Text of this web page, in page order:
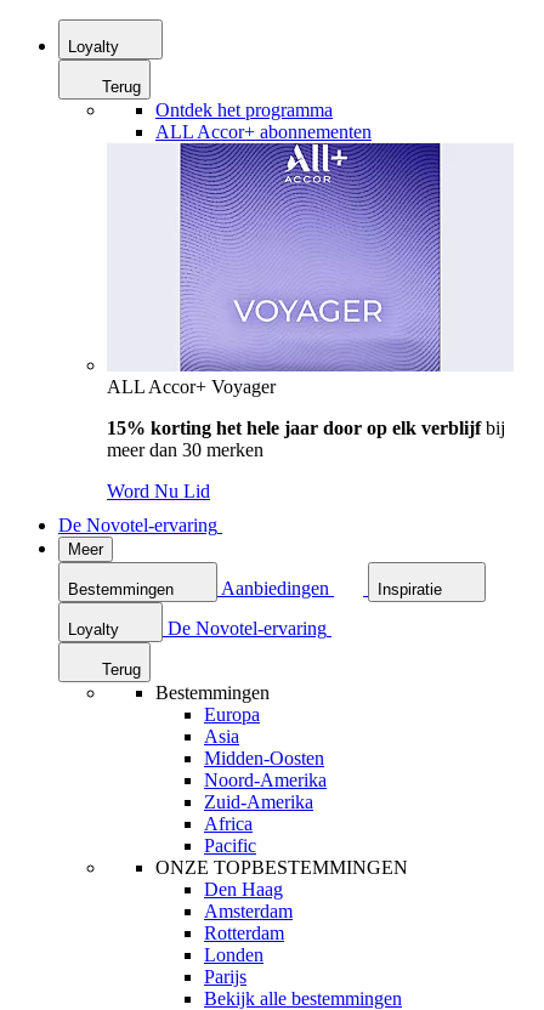
Loyalty
Terug
Ontdek het programma
ALL Accor+ abonnementen
ALL Accor+ Voyager
15% korting het hele jaar door op elk verblijfbij
meer dan 30 merken
Word Nu Lid
De Novotel-ervaring
Meer
Bestemmingen Aanbiedingen Inspiratie
Loyalty De Novotel-ervaring
Terug
Bestemmingen
Europa
Asia
Midden-Oosten
Noord-Amerika
Zuid-Amerika
Africa
Pacific
ONZE TOPBESTEMMINGEN
Den Haag
Amsterdam
Rotterdam
Londen
Parijs
Bekijk alle bestemmingen